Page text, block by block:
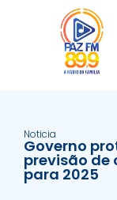
Noticia
Governo
previsão de
para 2025